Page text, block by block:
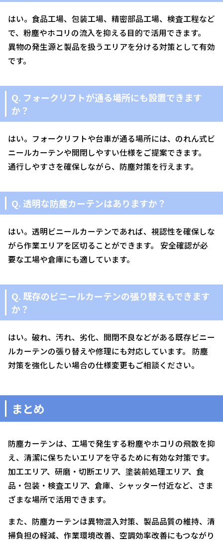
はい。食品工場、包装工場、精密部品工場、検査工程など
で、粉塵やホコリの流入を抑える目的で活用できます。
異物の発生源と製品を扱うエリアを分ける対策として有効
です。
Q. フォークリフトが通る場所にも設置できます
か？
はい。フォークリフトや台車が通る場所には、のれん式ビ
ニールカーテンや開閉しやすい仕様をご提案できます。
通行しやすさを確保しながら、防塵対策を行えます。
Q. 透明な防塵カーテンはありますか？
はい。透明ビニールカーテンであれば、視認性を確保しな
がら作業エリアを区切ることができます。 安全確認が必
要な工場や倉庫にも適しています。
Q. 既存のビニールカーテンの張り替えもできます
か？
はい。破れ、汚れ、劣化、開閉不良などがある既存ビニー
ルカーテンの張り替えや修理にも対応しています。 防塵
対策を強化したい場合の仕様変更もご相談ください。
まとめ
防塵カーテンは、工場で発生する粉塵やホコリの飛散を抑
え、清潔に保ちたいエリアを守るために有効な対策です。
加工エリア、研磨・切断エリア、塗装前処理エリア、食
品・包装・検査エリア、倉庫、シャッター付近など、さま
ざまな場所で活用できます。
また、防塵カーテンは異物混入対策、製品品質の維持、清
掃負担の軽減、作業環境改善、空調効率改善にもつながり